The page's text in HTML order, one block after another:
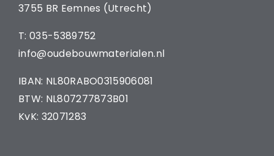
3755 BR Eemnes (Utrecht)
T: 035-5389752
info@oudebouwmaterialen.nl
IBAN: NL80RABO0315906081
BTW: NL807277873B01
KvK: 32071283